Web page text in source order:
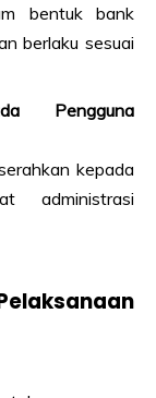
bentuk bank
berlaku sesuai
Pengguna
kepada
administrasi